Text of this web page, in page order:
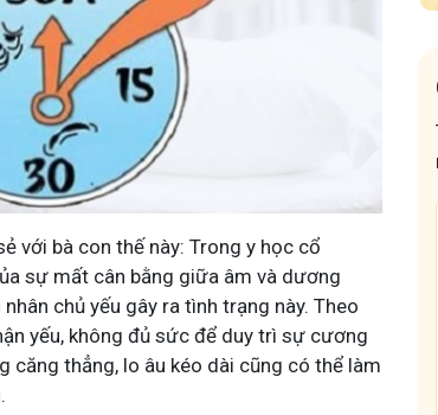
với bà con thế này: Trong y học cổ
sự mất cân bằng giữa âm và dương
chủ yếu gây ra tình trạng này. Theo
yếu, không đủ sức để duy trì sự cương
căng thẳng, lo âu kéo dài cũng có thể làm
Nam, về
bản
Hội Đau Xương Khớp - Tuấn Tôi Đồng
85,3Kthành viên
Cộng đồng cho bà con gặp vấn đề xương khớp, cùng
Tuấn tôi học cách chăm sóc và điều trị để giảm
động linh hoạt.